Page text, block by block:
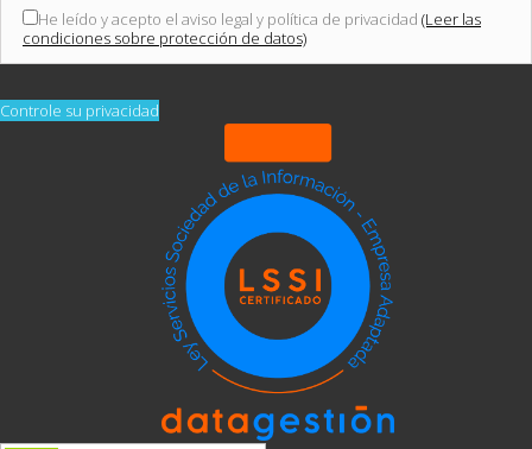
He leído y acepto el aviso legal y política de privacidad (Leer las
condiciones sobre protección de datos)
Controle su privacidad